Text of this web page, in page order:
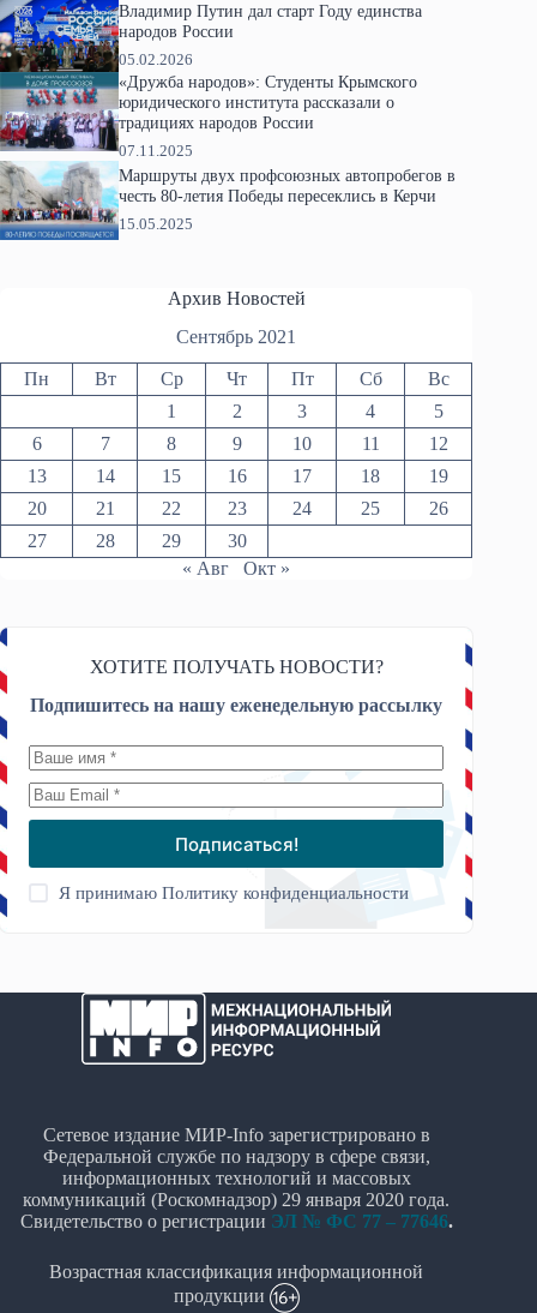
Владимир Путин дал старт Году единства
народов России
05.02.2026
«Дружба народов»: Студенты Крымского
юридического института рассказали о
традициях народов России
07.11.2025
Маршруты двух профсоюзных автопробегов в
честь 80-летия Победы пересеклись в Керчи
15.05.2025
Архив Новостей
Сентябрь 2021
Пн Вт Ср Чт Пт Сб
Вс
1
2 3 4
5
6
7 8 9 10 11
12
13
14 15 16 17 18
19
20
21 22 23 24 25
26
27
28 29
30
« Авг
Окт »
ХОТИТЕ ПОЛУЧАТЬ НОВОСТИ?
Подпишитесь на нашу еженедельную рассылку
Подписаться!
Я принимаюПолитику конфиденциальности
Сетевое издание МИР-Info зарегистрировано в
Федеральной службе по надзору в сфере связи,
информационных технологий и массовых
коммуникаций (Роскомнадзор) 29 января 2020 года.
Свидетельство о регистрации ЭЛ № ФС 77 – 77646.
Возрастная классификация информационной
продукции